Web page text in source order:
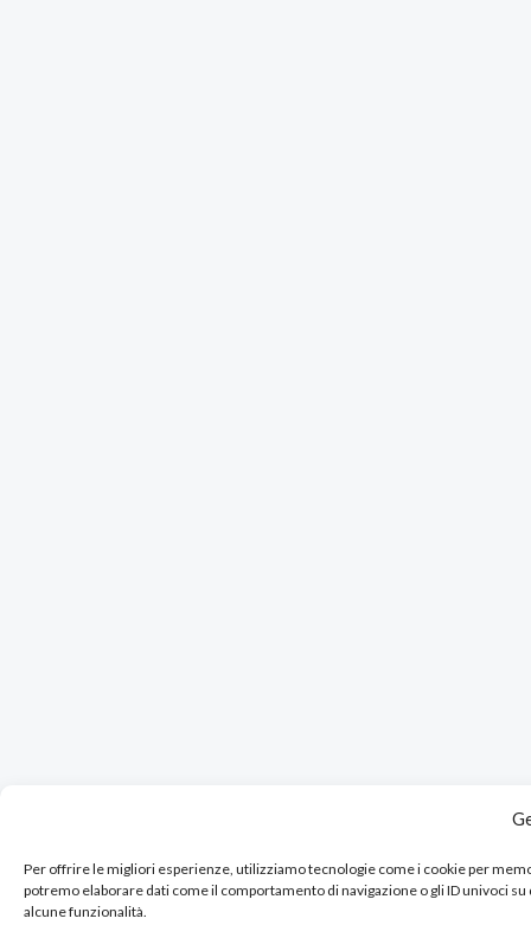
Per offrire le migliori esperienze, utilizziamo tecnologie come i cookie per
potremo elaborare dati come il comportamento di navigazione o gli ID univoci
alcune funzionalità.